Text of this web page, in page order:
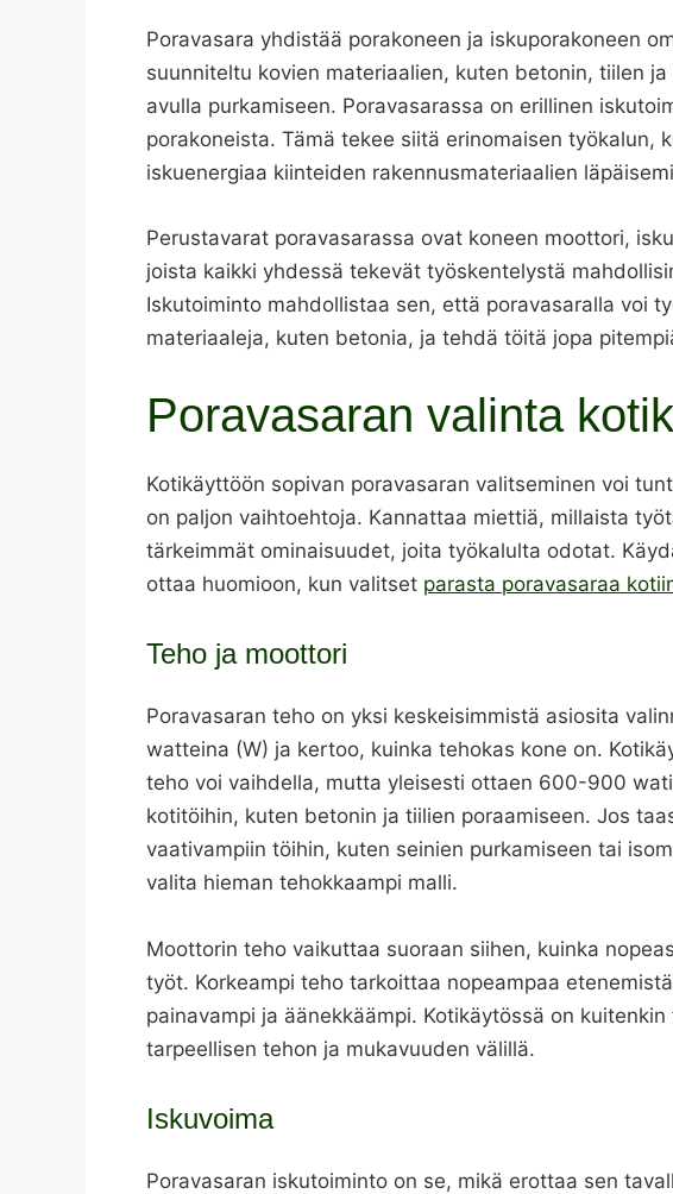
Poravasara yhdistää porakoneen ja iskuporakoneen
suunniteltu kovien materiaalien, kuten betonin, tiilen
avulla purkamiseen. Poravasarassa on erillinen
porakoneista. Tämä tekee siitä erinomaisen työkalun,
iskuenergiaa kiinteiden rakennusmateriaalien
Perustavarat poravasarassa ovat koneen moottori,
joista kaikki yhdessä tekevät työskentelystä
Iskutoiminto mahdollistaa sen, että poravasaralla voi
materiaaleja, kuten betonia, ja tehdä töitä jopa
Poravasaran valinta
Kotikäyttöön sopivan poravasaran valitseminen voi
on paljon vaihtoehtoja. Kannattaa miettiä, millaista
tärkeimmät ominaisuudet, joita työkalulta odotat.
ottaa huomioon, kun valitset parasta poravasaraa
Teho ja moottori
Poravasaran teho on yksi keskeisimmistä asiosita
watteina (W) ja kertoo, kuinka tehokas kone on.
teho voi vaihdella, mutta yleisesti ottaen 600-900
kotitöihin, kuten betonin ja tiilien poraamiseen. Jos
vaativampiin töihin, kuten seinien purkamiseen tai
valita hieman tehokkaampi malli.
Moottorin teho vaikuttaa suoraan siihen, kuinka
työt. Korkeampi teho tarkoittaa nopeampaa
painavampi ja äänekkäämpi. Kotikäytössä on
tarpeellisen tehon ja mukavuuden välillä.
Iskuvoima
Poravasaran iskutoiminto on se, mikä erottaa sen